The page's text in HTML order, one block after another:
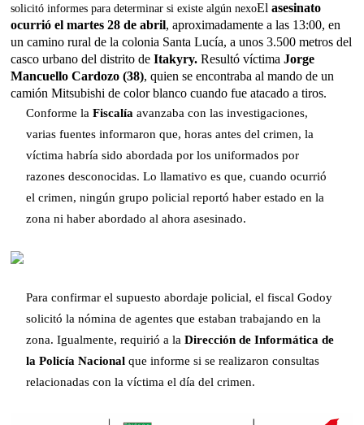
solicitó informes para determinar si existe algún nexoEl asesinato
ocurrió el martes 28 de abril, aproximadamente a las 13:00, en
un camino rural de la colonia Santa Lucía, a unos 3.500 metros del
casco urbano del distrito de Itakyry. Resultó víctima Jorge
Mancuello Cardozo (38), quien se encontraba al mando de un
camión Mitsubishi de color blanco cuando fue atacado a tiros.
Conforme la Fiscalía avanzaba con las investigaciones,
varias fuentes informaron que, horas antes del crimen, la
víctima habría sido abordada por los uniformados por
razones desconocidas. Lo llamativo es que, cuando ocurrió
el crimen, ningún grupo policial reportó haber estado en la
zona ni haber abordado al ahora asesinado.
Para confirmar el supuesto abordaje policial, el fiscal Godoy
solicitó la nómina de agentes que estaban trabajando en la
zona. Igualmente, requirió a la Dirección de Informática de
la Policía Nacional que informe si se realizaron consultas
relacionadas con la víctima el día del crimen.